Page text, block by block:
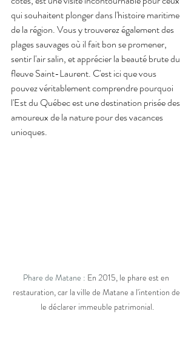
qui souhaitent plonger dans l'histoire maritime
de la région. Vous y trouverez également des
plages sauvages où il fait bon se promener,
sentir l'air salin, et apprécier la beauté brute du
fleuve Saint-Laurent. C'est ici que vous
pouvez véritablement comprendre pourquoi
l'Est du Québec est une destination prisée des
amoureux de la nature pour des vacances
unioques.
Phare de Matane : En 2015, le phare est en
restauration, car la ville de Matane a l'intention de
le déclarer immeuble patrimonial.